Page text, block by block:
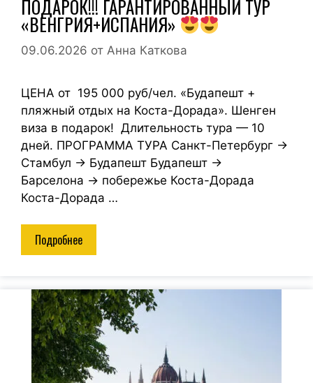
ПОДАРОК!!! ГАРАНТИРОВАННЫЙ ТУР
«ВЕНГРИЯ+ИСПАНИЯ»
09.06.2026 от Анна Каткова
ЦЕНА от 195 000 руб/чел. «Будапешт +
пляжный отдых на Коста-Дорада». Шенген
виза в подарок! Длительность тура — 10
дней. ПРОГРАММА ТУРА Санкт-Петербург →
Стамбул → Будапешт Будапешт →
Барселона → побережье Коста-Дорада
Коста-Дорада …
Подробнее